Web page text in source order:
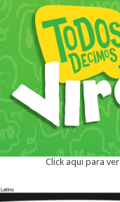
Click aqui para ver